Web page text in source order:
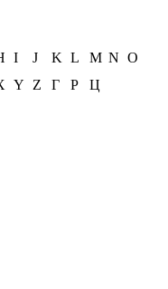
I J K L M N O
Y Z Г Р Ц